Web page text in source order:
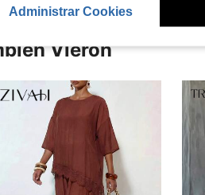
Vieron
Administrar Cookies